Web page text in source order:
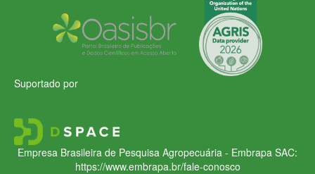
Suportado por
Empresa Brasileira de Pesquisa Agropecuária - Embrapa SAC:
https://www.embrapa.br/fale-conosco